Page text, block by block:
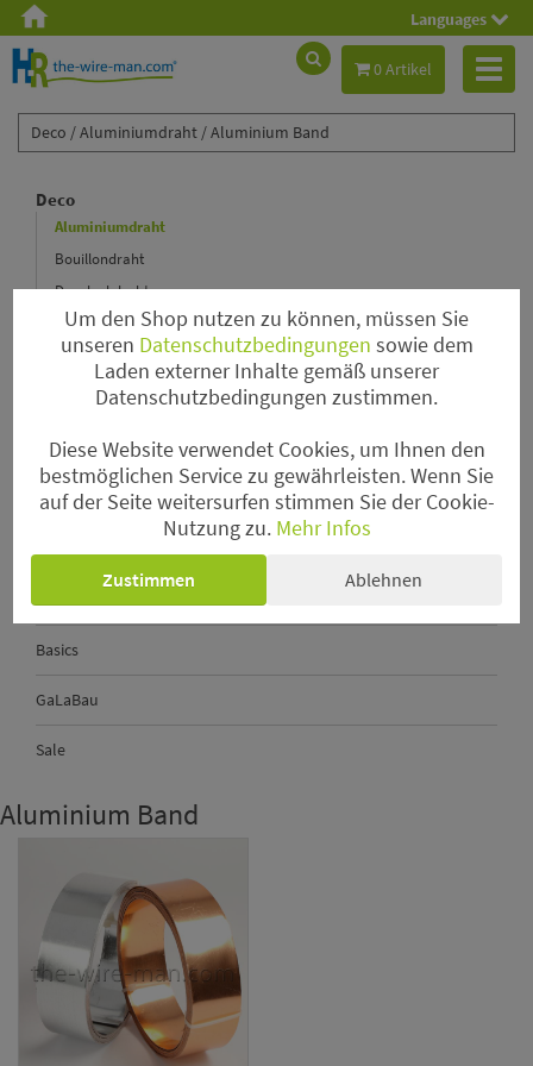
Languages
0 Artikel
Deco /Aluminiumdraht /Aluminium Band
Deco
Aluminiumdraht
Bouillondraht
Decolackdraht
Floristenkrepp
Lametta Hair
Hochzeit
Nadeln
Papierdraht & Rustic Wire
Perlen
Sechseckgeflecht - Hexanet
Basics
GaLaBau
Sale
Aluminium Band
Um den Shop nutzen zu können, müssen Sie
unseren Datenschutzbedingungen sowie dem
Laden externer Inhalte gemäß unserer
Datenschutzbedingungen zustimmen.
Diese Website verwendet Cookies, um Ihnen den
bestmöglichen Service zu gewährleisten. Wenn Sie
auf der Seite weitersurfen stimmen Sie der Cookie-
Nutzung zu. Mehr Infos
Zustimmen Ablehnen